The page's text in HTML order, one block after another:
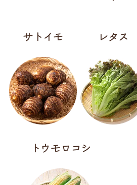
サトイモ レタス
トウモロコシ